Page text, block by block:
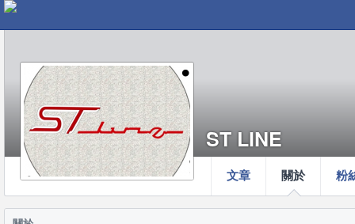
文章 關於 粉
ST LINE